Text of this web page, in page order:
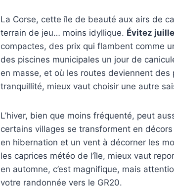
La Corse, cette île de beauté aux airs de
terrain de jeu… moins idyllique. Évitez
compactes, des prix qui flambent comme
des piscines municipales un jour de
en masse, et où les routes deviennent
tranquillité, mieux vaut choisir une autre
L’hiver, bien que moins fréquenté, peut
certains villages se transforment en
en hibernation et un vent à décorner les
les caprices météo de l’île, mieux vaut
en automne, c’est magnifique, mais
votre randonnée vers le GR20.